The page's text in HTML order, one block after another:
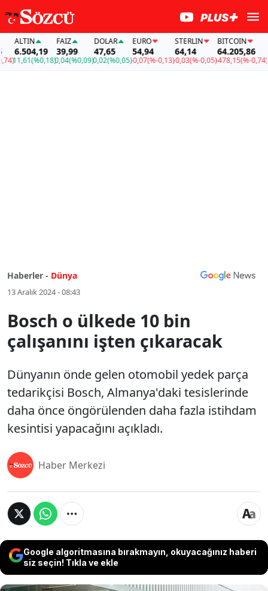
ALTIN
6.504,19
(%0,18)
FAİZ
39,99
0,04(%0,09)
DOLAR
47,65
0,02(%0,05)
EURO
54,94
-0,07(%-0,13)
STERLIN
64,14
-0,03(%-0,05)
BITCOIN
64.205,86
-478,15(%-0,74)
Haberler - Dünya
13 Aralık 2024 - 08:43
Bosch o ülkede 10 bin
çalışanını işten çıkaracak
Dünyanın önde gelen otomobil yedek parça
tedarikçisi Bosch, Almanya'daki tesislerinde
daha önce öngörülenden daha fazla istihdam
kesintisi yapacağını açıkladı.
Haber Merkezi
Google algoritmasına bırakmayın, okuyacağınız haberi
siz seçin! Tıkla ve ekle